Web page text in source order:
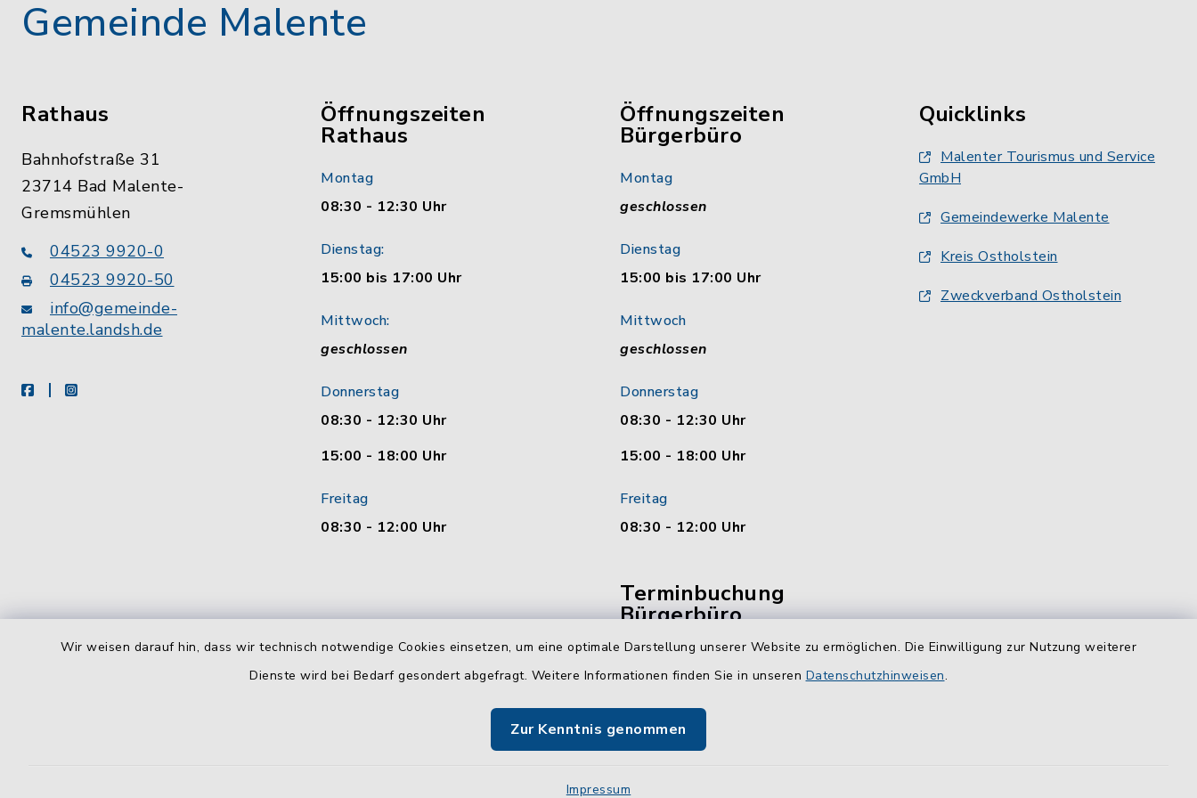
Wir weisen darauf hin, dass wir technisch notwendige Cookies einsetzen, um eine optimale Darstellung unserer Website zu ermöglichen. Die Einwilligung zur Nutzung weiterer
Dienste wird bei Bedarf gesondert abgefragt. Weitere Informationen finden Sie in unseren Datenschutzhinweisen.
Zur Kenntnis genommen
Impressum
Gemeinde Malente
Rathaus
Bahnhofstraße 31
23714 Bad Malente-
Gremsmühlen
04523 9920-0
04523 9920-50
info@gemeinde-
malente.landsh.de
facebookinstagram
Öffnungszeiten
Rathaus
Montag
08:30 - 12:30 Uhr
Dienstag:
15:00 bis 17:00 Uhr
Mittwoch:
geschlossen
Donnerstag
08:30 - 12:30 Uhr
15:00 - 18:00 Uhr
Freitag
08:30 - 12:00 Uhr
Öffnungszeiten
Bürgerbüro
Montag
geschlossen
Dienstag
15:00 bis 17:00 Uhr
Mittwoch
geschlossen
Donnerstag
08:30 - 12:30 Uhr
15:00 - 18:00 Uhr
Freitag
08:30 - 12:00 Uhr
Terminbuchung
Bürgerbüro
Vereinbaren Sie hier bequem
online Ihren Termin für das
Jetzt Termin buchen
Quicklinks
Malenter Tourismus und Service
GmbH
Gemeindewerke Malente
Kreis Ostholstein
Zweckverband Ostholstein